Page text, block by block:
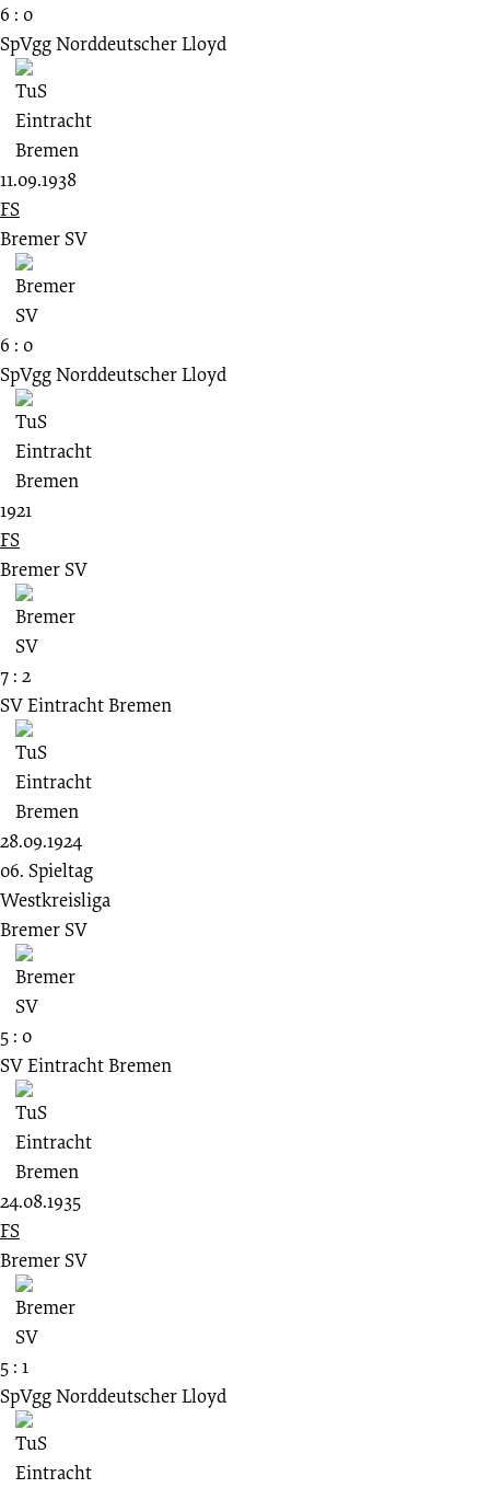
6 : 0
SpVgg Norddeutscher Lloyd
11.09.1938
FS
Bremer SV
6 : 0
SpVgg Norddeutscher Lloyd
1921
FS
Bremer SV
7 : 2
SV Eintracht Bremen
28.09.1924
06. Spieltag
Westkreisliga
Bremer SV
5 : 0
SV Eintracht Bremen
24.08.1935
FS
Bremer SV
5 : 1
SpVgg Norddeutscher Lloyd